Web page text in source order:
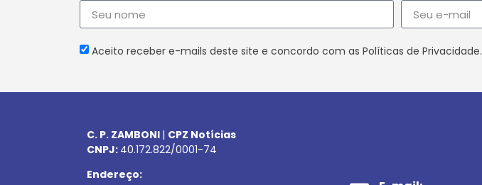
Aceito receber e-mails deste site e concordo com as Políticas de Privacidade.
C. P. ZAMBONI | CPZ Notícias
CNPJ: 40.172.822/0001-74
Endereço: